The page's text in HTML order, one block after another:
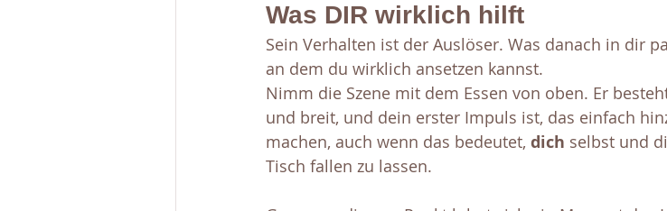
Was DIR wirklich hilft
Sein Verhalten ist der Auslöser. Was danach in dir
an dem du wirklich ansetzen kannst.
Nimm die Szene mit dem Essen von oben. Er
und breit, und dein erster Impuls ist, das einfach
machen, auch wenn das bedeutet, dich selbst und
Tisch fallen zu lassen.